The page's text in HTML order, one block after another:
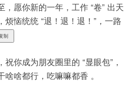
，愿你新的一年，工作 “卷” 出天
烦恼统统 “退！退！退！”，一路
制
你成为朋友圈里的 “显眼包”，
啥啥都行，吃嘛嘛都香 。